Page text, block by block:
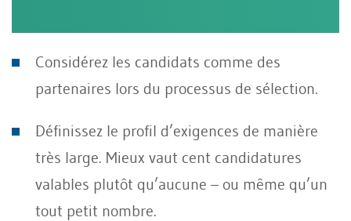
Considérez les candidats comme des
partenaires lors du processus de sélection.
Définissez le profil d’exigences de manière
très large. Mieux vaut cent candidatures
valables plutôt qu’aucune – ou même qu’un
tout petit nombre.